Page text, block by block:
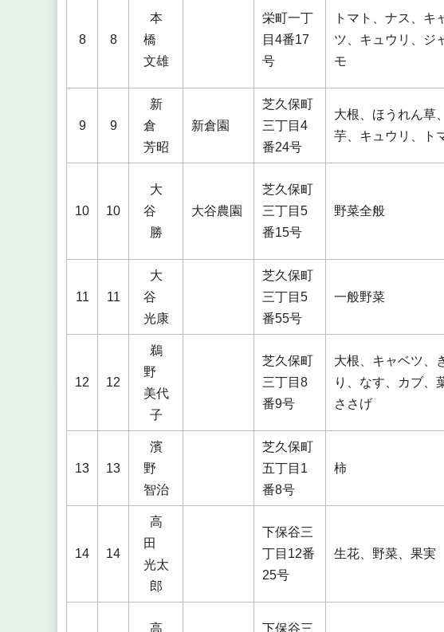
8 8
本
橋
文雄
栄町一丁
目4番17
号
トマト、ナス、キ
ツ、キュウリ、ジ
モ
9 9
新
倉
芳昭
新倉園
芝久保町
三丁目4
番24号
大根、ほうれん草
芋、キュウリ、ト
10 10
大
谷
勝
大谷農園
芝久保町
三丁目5
番15号
野菜全般
11 11
大
谷
光康
芝久保町
三丁目5
番55号
一般野菜
12 12
鵜
野
美代
子
芝久保町
三丁目8
番9号
大根、キャベツ、
り、なす、カブ、
ささげ
13 13
濱
野
智治
芝久保町
五丁目1
番8号
柿
14 14
高
田
光太
郎
下保谷三
丁目12番
25号
生花、野菜、果実
高
下保谷三